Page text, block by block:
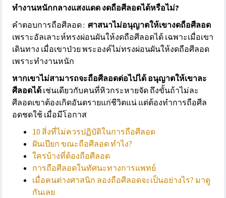
ทำงานหนักกลางแสงแดด งดถือศีลอดได้หรือไม่?
คำตอบการถือศีลอด : ศาสนาไม่อนุญาตให้เขางดถือศีลอด
เพราะอัลเลาะห์ทรงผ่อนผันให้งดถือศีลอดได้ เฉพาะเมื่อเขา
เดินทาง เมื่อเขาป่วย พระองค์ไม่ทรงผ่อนผันให้งดถือศีลอด
เพราะทำงานหนัก
หากเขาไม่สามารถจะถือศีลอดต่อไปได้ อนุญาตให้เขาละ
ศีลอดได้ เช่นเดียวกับคนที่หิวกระหายจัด ถึงขั้นถ้าไม่ละ
ศีลอดเขาต้องเกิดอันตรายแก่ชีวิตแน่ แต่ต้องทำการถือศีล
อดชดใช้ เมื่อมีโอกาส
10 สิ่งที่ไม่ควรปฏิบัติในการถือศีลอด
ฝันเปียก ขณะถือศีลอด ทำไง?
ใครบ้างที่ต้องถือศีลอด
การถือศีลอดในทัศนะทางการแพทย์
เมื่อคนต่างศาสนิก ลองถือศีลอดจะเป็นอย่างไร? มาดู
กันเลย